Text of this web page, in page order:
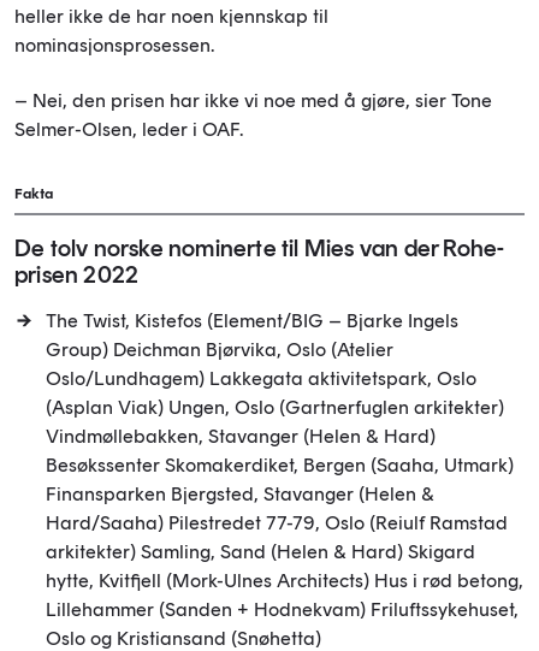
heller ikke de har noen kjennskap til
nominasjonsprosessen.
– Nei, den prisen har ikke vi noe med å gjøre, sier Tone
Selmer-Olsen, leder i OAF.
Fakta
De tolv norske nominerte til Mies van der Rohe-
prisen 2022
The Twist, Kistefos (Element/BIG – Bjarke Ingels
Group) Deichman Bjørvika, Oslo (Atelier
Oslo/Lundhagem) Lakkegata aktivitetspark, Oslo
(Asplan Viak) Ungen, Oslo (Gartnerfuglen arkitekter)
Vindmøllebakken, Stavanger (Helen & Hard)
Besøkssenter Skomakerdiket, Bergen (Saaha, Utmark)
Finansparken Bjergsted, Stavanger (Helen &
Hard/Saaha) Pilestredet 77-79, Oslo (Reiulf Ramstad
arkitekter) Samling, Sand (Helen & Hard) Skigard
hytte, Kvitfjell (Mork-Ulnes Architects) Hus i rød betong,
Lillehammer (Sanden + Hodnekvam) Friluftssykehuset,
Oslo og Kristiansand (Snøhetta)